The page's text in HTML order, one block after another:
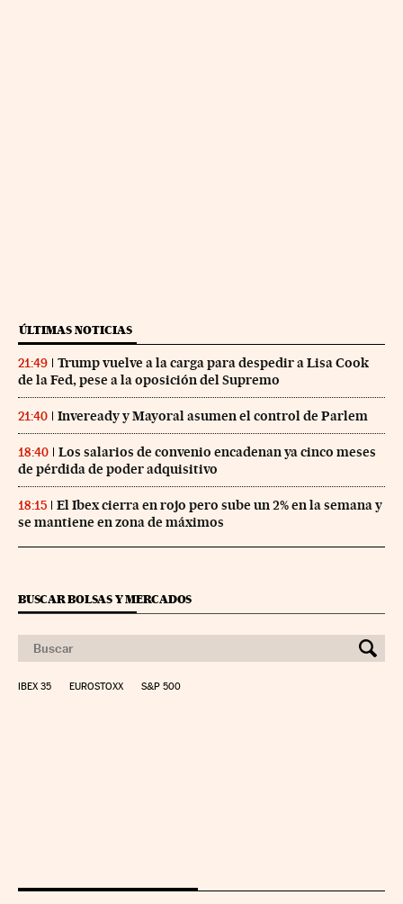
ÚLTIMAS NOTICIAS
21:49
Trump vuelve a la carga para despedir a Lisa Cook
de la Fed, pese a la oposición del Supremo
21:40 Inveready y Mayoral asumen el control de Parlem
18:40
Los salarios de convenio encadenan ya cinco meses
de pérdida de poder adquisitivo
18:15
El Ibex cierra en rojo pero sube un 2% en la semana y
se mantiene en zona de máximos
BUSCAR BOLSAS Y MERCADOS
IBEX 35 EUROSTOXX S&P 500